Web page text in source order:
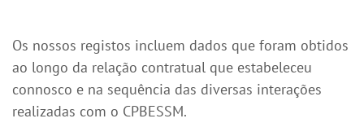
Os nossos registos incluem dados que foram obtidos
ao longo da relação contratual que estabeleceu
connosco e na sequência das diversas interações
realizadas com o CPBESSM.